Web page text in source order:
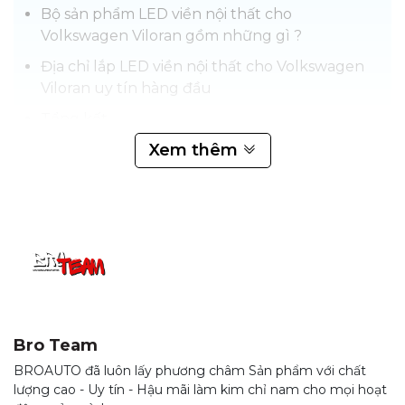
Bộ sản phẩm LED viền nội thất cho
Volkswagen Viloran gồm những gì ?
Địa chỉ lắp LED viền nội thất cho Volkswagen
Viloran uy tín hàng đầu
Volkswagen Viloran không chỉ nâng tầm thẩm mỹ cho xe
mà còn tạo bầu không khí ấm cúng, thư giãn cho người lái
Xem thêm
Bro Team
BROAUTO đã luôn lấy phương châm Sản phẩm với chất
lượng cao - Uy tín - Hậu mãi làm kim chỉ nam cho mọi hoạt